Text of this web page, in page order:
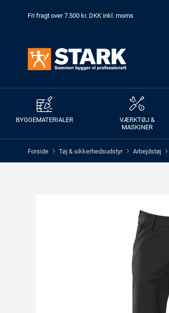
Fri fragt over 7.500 kr. DKK inkl. moms
BYGGEMATERIALER
VÆRKTØJ &
MASKINER
Forside > Tøj & sikkerhedsudstyr > Arbejdstøj >